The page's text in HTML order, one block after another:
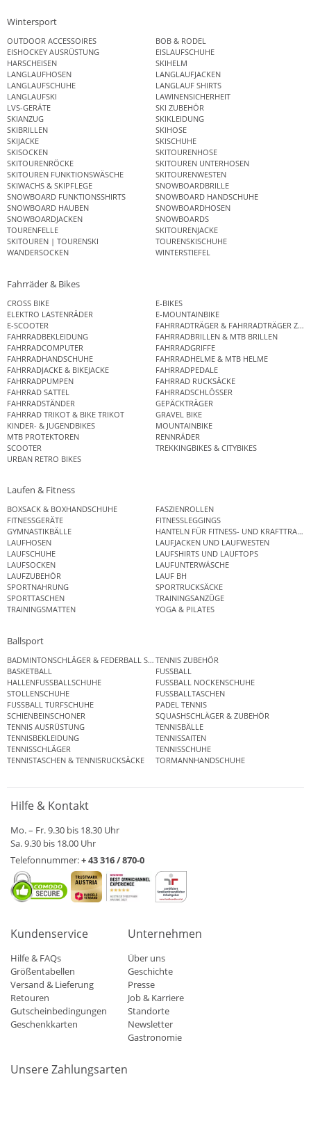
Wintersport
OUTDOOR ACCESSOIRES
BOB & RODEL
EISHOCKEY AUSRÜSTUNG
EISLAUFSCHUHE
HARSCHEISEN
SKIHELM
LANGLAUFHOSEN
LANGLAUFJACKEN
LANGLAUFSCHUHE
LANGLAUF SHIRTS
LANGLAUFSKI
LAWINENSICHERHEIT
LVS-GERÄTE
SKI ZUBEHÖR
SKIANZUG
SKIKLEIDUNG
SKIBRILLEN
SKIHOSE
SKIJACKE
SKISCHUHE
SKISOCKEN
SKITOURENHOSE
SKITOURENRÖCKE
SKITOUREN UNTERHOSEN
SKITOUREN FUNKTIONSWÄSCHE
SKITOURENWESTEN
SKIWACHS & SKIPFLEGE
SNOWBOARDBRILLE
SNOWBOARD FUNKTIONSSHIRTS
SNOWBOARD HANDSCHUHE
SNOWBOARD HAUBEN
SNOWBOARDHOSEN
SNOWBOARDJACKEN
SNOWBOARDS
TOURENFELLE
SKITOURENJACKE
SKITOUREN | TOURENSKI
TOURENSKISCHUHE
WANDERSOCKEN
WINTERSTIEFEL
Fahrräder & Bikes
CROSS BIKE
E-BIKES
ELEKTRO LASTENRÄDER
E-MOUNTAINBIKE
E-SCOOTER
FAHRRADTRÄGER & FAHRRADTRÄGER
FAHRRADBEKLEIDUNG
FAHRRADBRILLEN & MTB BRILLEN
FAHRRADCOMPUTER
FAHRRADGRIFFE
FAHRRADHANDSCHUHE
FAHRRADHELME & MTB HELME
FAHRRADJACKE & BIKEJACKE
FAHRRADPEDALE
FAHRRADPUMPEN
FAHRRAD RUCKSÄCKE
FAHRRAD SATTEL
FAHRRADSCHLÖSSER
FAHRRADSTÄNDER
GEPÄCKTRÄGER
FAHRRAD TRIKOT & BIKE TRIKOT
GRAVEL BIKE
KINDER- & JUGENDBIKES
MOUNTAINBIKE
MTB PROTEKTOREN
RENNRÄDER
SCOOTER
TREKKINGBIKES & CITYBIKES
URBAN RETRO BIKES
Laufen & Fitness
BOXSACK & BOXHANDSCHUHE
FASZIENROLLEN
FITNESSGERÄTE
FITNESSLEGGINGS
GYMNASTIKBÄLLE
HANTELN FÜR FITNESS- UND
LAUFHOSEN
LAUFJACKEN UND LAUFWESTEN
LAUFSCHUHE
LAUFSHIRTS UND LAUFTOPS
LAUFSOCKEN
LAUFUNTERWÄSCHE
LAUFZUBEHÖR
LAUF BH
SPORTNAHRUNG
SPORTRUCKSÄCKE
SPORTTASCHEN
TRAININGSANZÜGE
TRAININGSMATTEN
YOGA & PILATES
Ballsport
BADMINTONSCHLÄGER & FEDERBALL SETSTENNIS ZUBEHÖR
BASKETBALL
FUSSBALL
HALLENFUSSBALLSCHUHE
FUSSBALL NOCKENSCHUHE
STOLLENSCHUHE
FUSSBALLTASCHEN
FUSSBALL TURFSCHUHE
PADEL TENNIS
SCHIENBEINSCHONER
SQUASHSCHLÄGER & ZUBEHÖR
TENNIS AUSRÜSTUNG
TENNISBÄLLE
TENNISBEKLEIDUNG
TENNISSAITEN
TENNISSCHLÄGER
TENNISSCHUHE
TENNISTASCHEN & TENNISRUCKSÄCKE
TORMANNHANDSCHUHE
Hilfe & Kontakt
Mo. – Fr. 9.30 bis 18.30 Uhr
Sa. 9.30 bis 18.00 Uhr
Telefonnummer:+ 43 316 / 870-0
Kundenservice
Hilfe & FAQs
Größentabellen
Versand & Lieferung
Retouren
Gutscheinbedingungen
Geschenkkarten
Unternehmen
Über uns
Geschichte
Presse
Job & Karriere
Standorte
Newsletter
Gastronomie
Unsere Zahlungsarten